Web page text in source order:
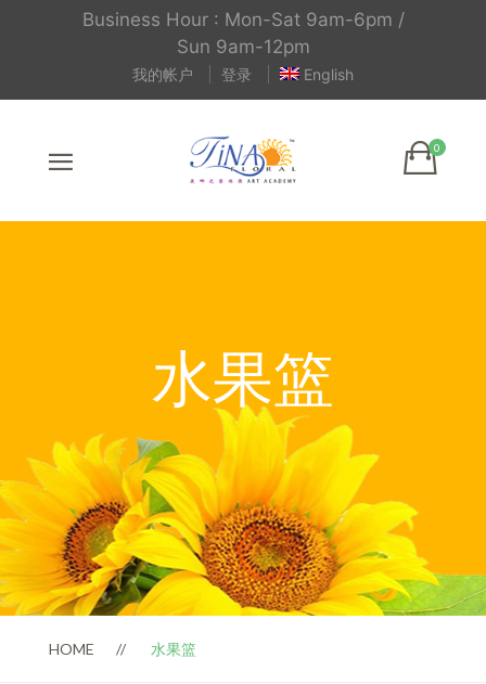
Business Hour : Mon-Sat 9am-6pm /
Sun 9am-12pm
我的帐户 登录 English
水果篮
HOME 水果篮